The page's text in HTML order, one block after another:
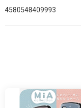
4580548409993